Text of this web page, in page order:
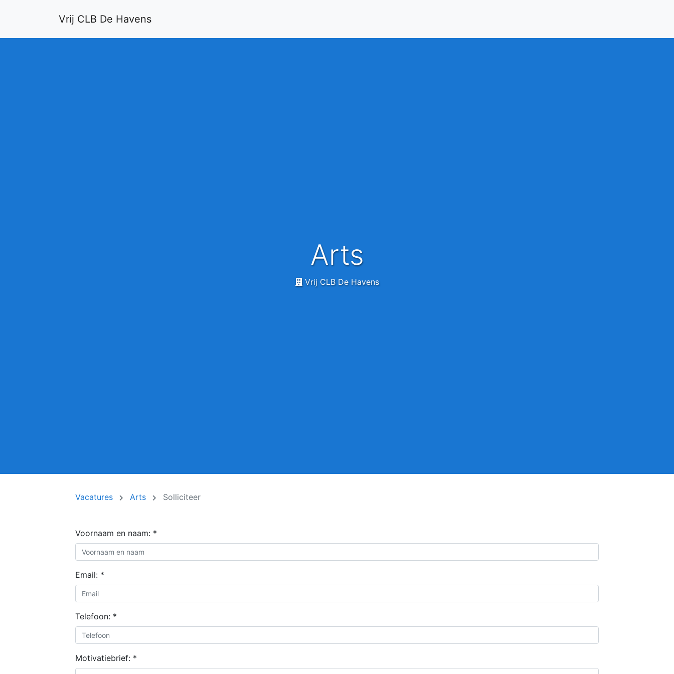
Vrij CLB De Havens
Arts
Vrij CLB De Havens
Vacatures Arts Solliciteer
Voornaam en naam: *
Email: *
Telefoon: *
Motivatiebrief: *